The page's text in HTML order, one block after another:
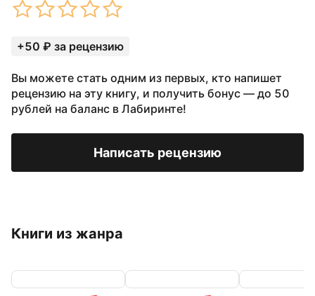
+50 ₽ за рецензию
Вы можете стать одним из первых, кто напишет
рецензию на эту книгу, и получить бонус — до 50
рублей на баланс в Лабиринте!
Написать рецензию
Книги из жанра